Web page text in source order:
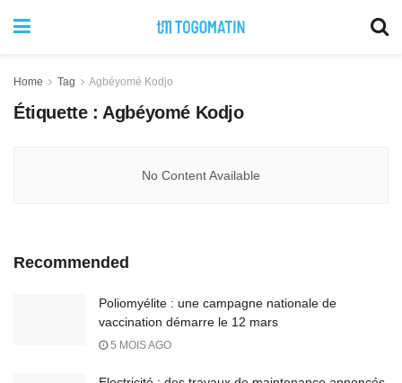
Home Tag Agbéyomé Kodjo
Étiquette : Agbéyomé Kodjo
No Content Available
Recommended
Poliomyélite : une campagne nationale de
vaccination démarre le 12 mars
5 MOIS AGO